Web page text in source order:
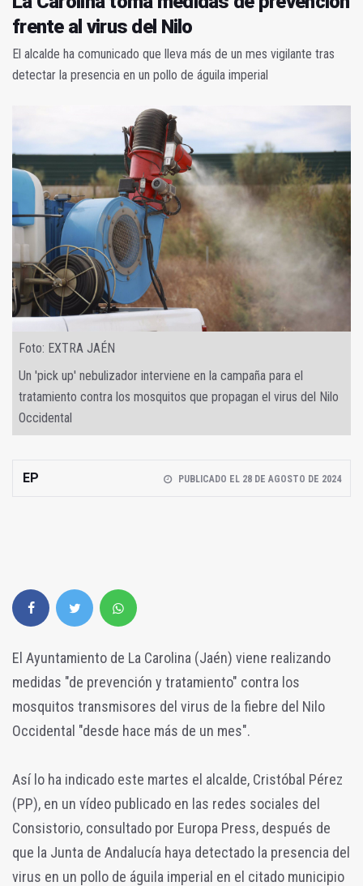
frente al virus del Nilo
El alcalde ha comunicado que lleva más de un mes vigilante tras
detectar la presencia en un pollo de águila imperial
Foto: EXTRA JAÉN
Un 'pick up' nebulizador interviene en la campaña para el
tratamiento contra los mosquitos que propagan el virus del Nilo
Occidental
EP PUBLICADO EL 28 DE AGOSTO DE 2024
El Ayuntamiento de La Carolina (Jaén) viene realizando
medidas "de prevención y tratamiento" contra los
mosquitos transmisores del virus de la fiebre del Nilo
Occidental "desde hace más de un mes".
Así lo ha indicado este martes el alcalde, Cristóbal Pérez
(PP), en un vídeo publicado en las redes sociales del
Consistorio, consultado por Europa Press, después de
que la Junta de Andalucía haya detectado la presencia del
virus en un pollo de águila imperial en el citado municipio